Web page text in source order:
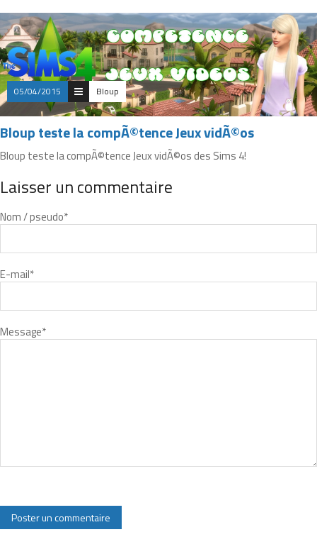
05/04/2015 Bloup
Bloup teste la compÃ©tence Jeux vidÃ©os
Bloup teste la compÃ©tence Jeux vidÃ©os des Sims 4!
Laisser un commentaire
Nom / pseudo*
E-mail*
Message*